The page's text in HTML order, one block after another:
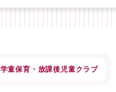
学童保育・放課後児童クラブ